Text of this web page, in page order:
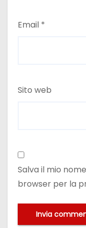
Email *
Sito web
Salva il mio
browser per la